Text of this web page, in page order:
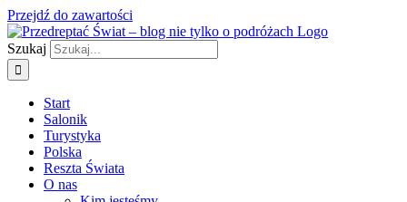
Przejdź do zawartości
Szukaj
Start
Salonik
Turystyka
Polska
Reszta Świata
O nas